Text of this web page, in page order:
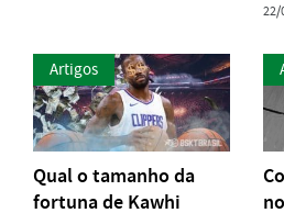
22/
Artigos
Qual o tamanho da
fortuna de Kawhi